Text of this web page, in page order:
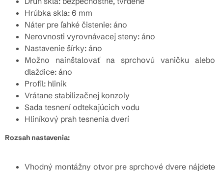
Hrúbka skla: 6 mm
Náter pre ľahké čistenie: áno
Nerovnosti vyrovnávacej steny: áno
Nastavenie šírky: áno
Možno nainštalovať na sprchovú vaničku alebo
dlaždice: áno
Profil: hliník
Vrátane stabilizačnej konzoly
Sada tesnení odtekajúcich vodu
Hliníkový prah tesnenia dverí
Rozsah nastavenia:
Vhodný montážny otvor pre sprchové dvere nájdete